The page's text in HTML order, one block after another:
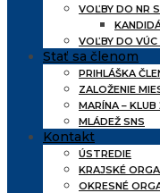
VOĽBY DO NR
VOĽBY DO
Stať sa členom
PRIHLÁŠKA
ZALOŽENIE
MARÍNA – KLUB
MLÁDEŽ SNS
Kontakt
ÚSTREDIE
KRAJSKÉ
OKRESNÉ